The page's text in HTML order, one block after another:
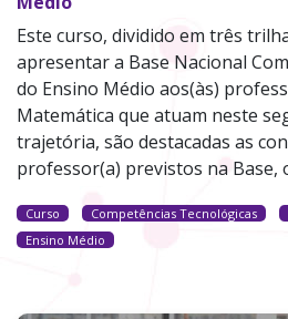
Este curso, dividido em três
apresentar a Base Nacional
do Ensino Médio aos(às)
Matemática que atuam neste
trajetória, são destacadas as
professor(a) previstos na Base,
Curso Competências Tecnológicas
Ensino Médio